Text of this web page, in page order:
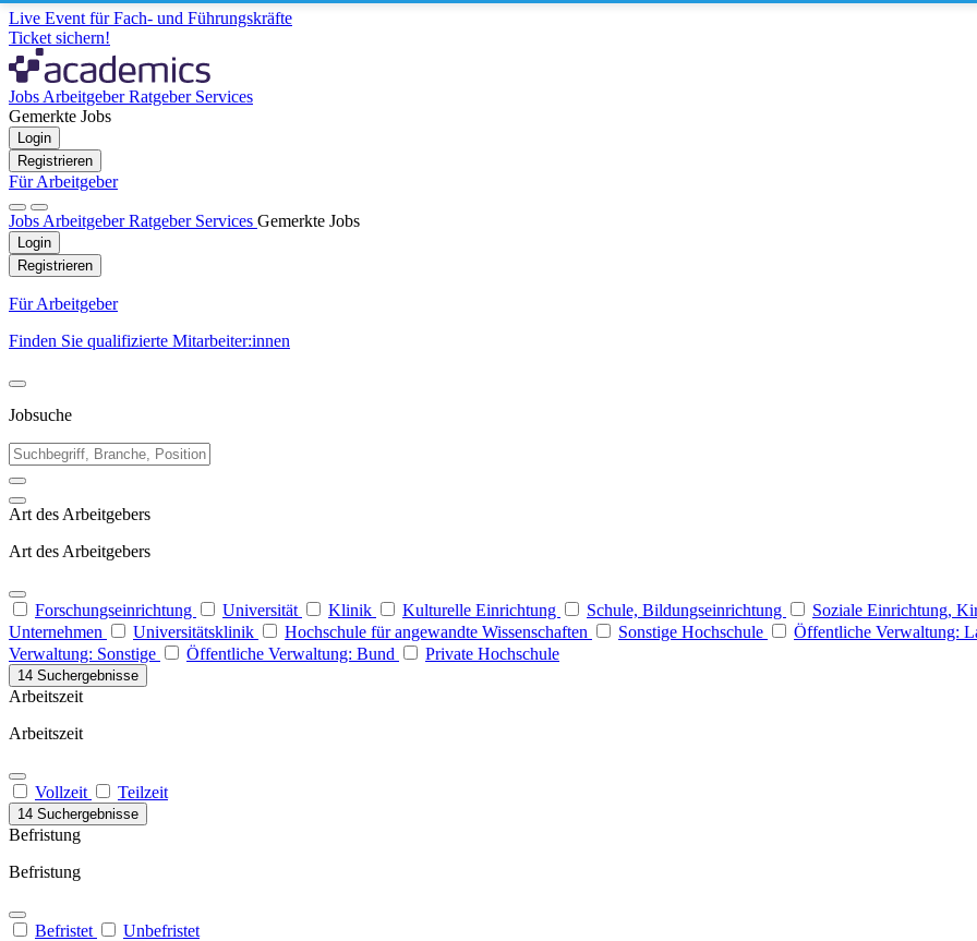
Live Event für Fach- und Führungskräfte
Ticket sichern!
Jobs ArbeitgeberRatgeber Services
Gemerkte Jobs
Login
Registrieren
Für Arbeitgeber
Jobs ArbeitgeberRatgeber Services Gemerkte Jobs
Login
Registrieren
Für Arbeitgeber
Finden Sie qualifizierte Mitarbeiter:innen
Jobsuche
Art des Arbeitgebers
Art des Arbeitgebers
Forschungseinrichtung Universität Klinik Kulturelle Einrichtung Schule, Bildungseinrichtung
Soziale Einrichtung,
Unternehmen
Universitätsklinik Hochschule für angewandte Wissenschaften Sonstige Hochschule
Öffentliche Verwaltung:
Verwaltung: Sonstige
Öffentliche Verwaltung: Bund Private Hochschule
14 Suchergebnisse
Arbeitszeit
Arbeitszeit
Vollzeit Teilzeit
14 Suchergebnisse
Befristung
Befristung
Befristet Unbefristet